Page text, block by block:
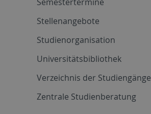
Stellenangebote
Studienorganisation
Universitätsbibliothek
Verzeichnis der Studiengänge
Zentrale Studienberatung